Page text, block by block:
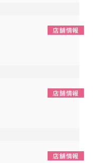
店舗情報
店舗情報
店舗情報